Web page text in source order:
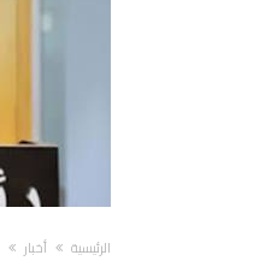
‫الرئيسية‬ أخبار